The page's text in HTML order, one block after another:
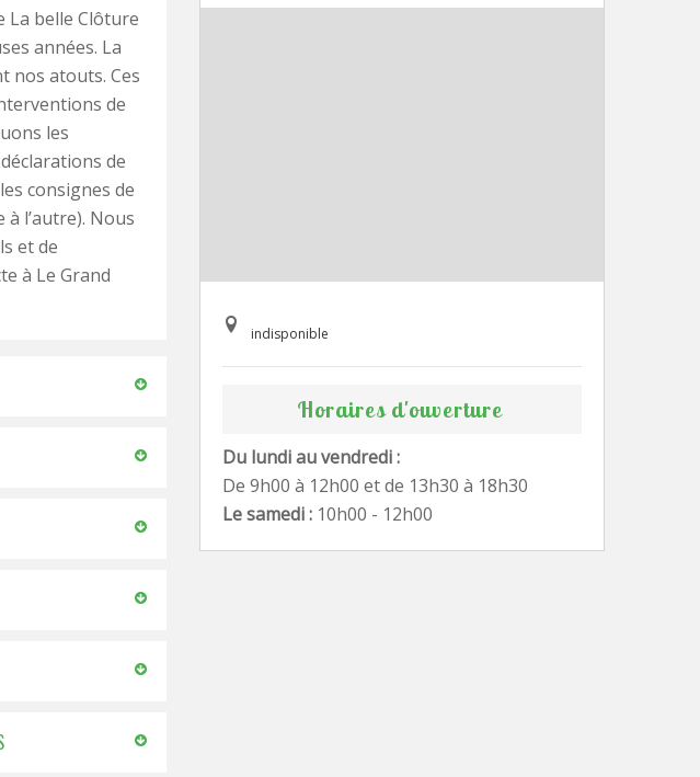
La belle Clôture
années. La
nos atouts. Ces
de
les
de
consignes de
l’autre). Nous
et de
à Le Grand
indisponible
Horaires d'ouverture
Du lundi au vendredi :
De 9h00 à 12h00 et de 13h30 à 18h30
Le samedi : 10h00 - 12h00